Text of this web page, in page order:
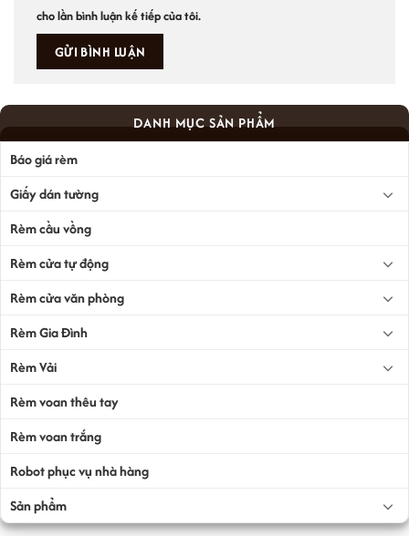
DANH MỤC SẢN PHẨM
Báo giá rèm
Giấy dán tường
Rèm cầu vồng
Rèm cửa tự động
Rèm cửa văn phòng
Rèm Gia Đình
Rèm Vải
Rèm voan thêu tay
Rèm voan trắng
Robot phục vụ nhà hàng
Sản phẩm
cho lần bình luận kế tiếp của tôi.